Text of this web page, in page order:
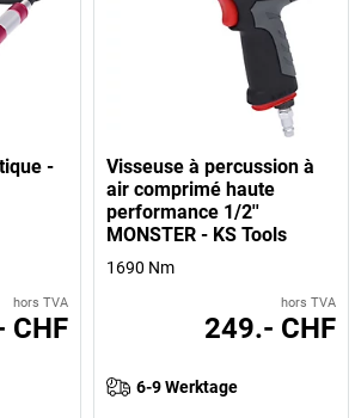
-
hors TVA
CHF
Visseuse à percussion à
air comprimé haute
performance 1/2''
MONSTER - KS Tools
1690 Nm
hors TVA
249.- CHF
6-9 Werktage